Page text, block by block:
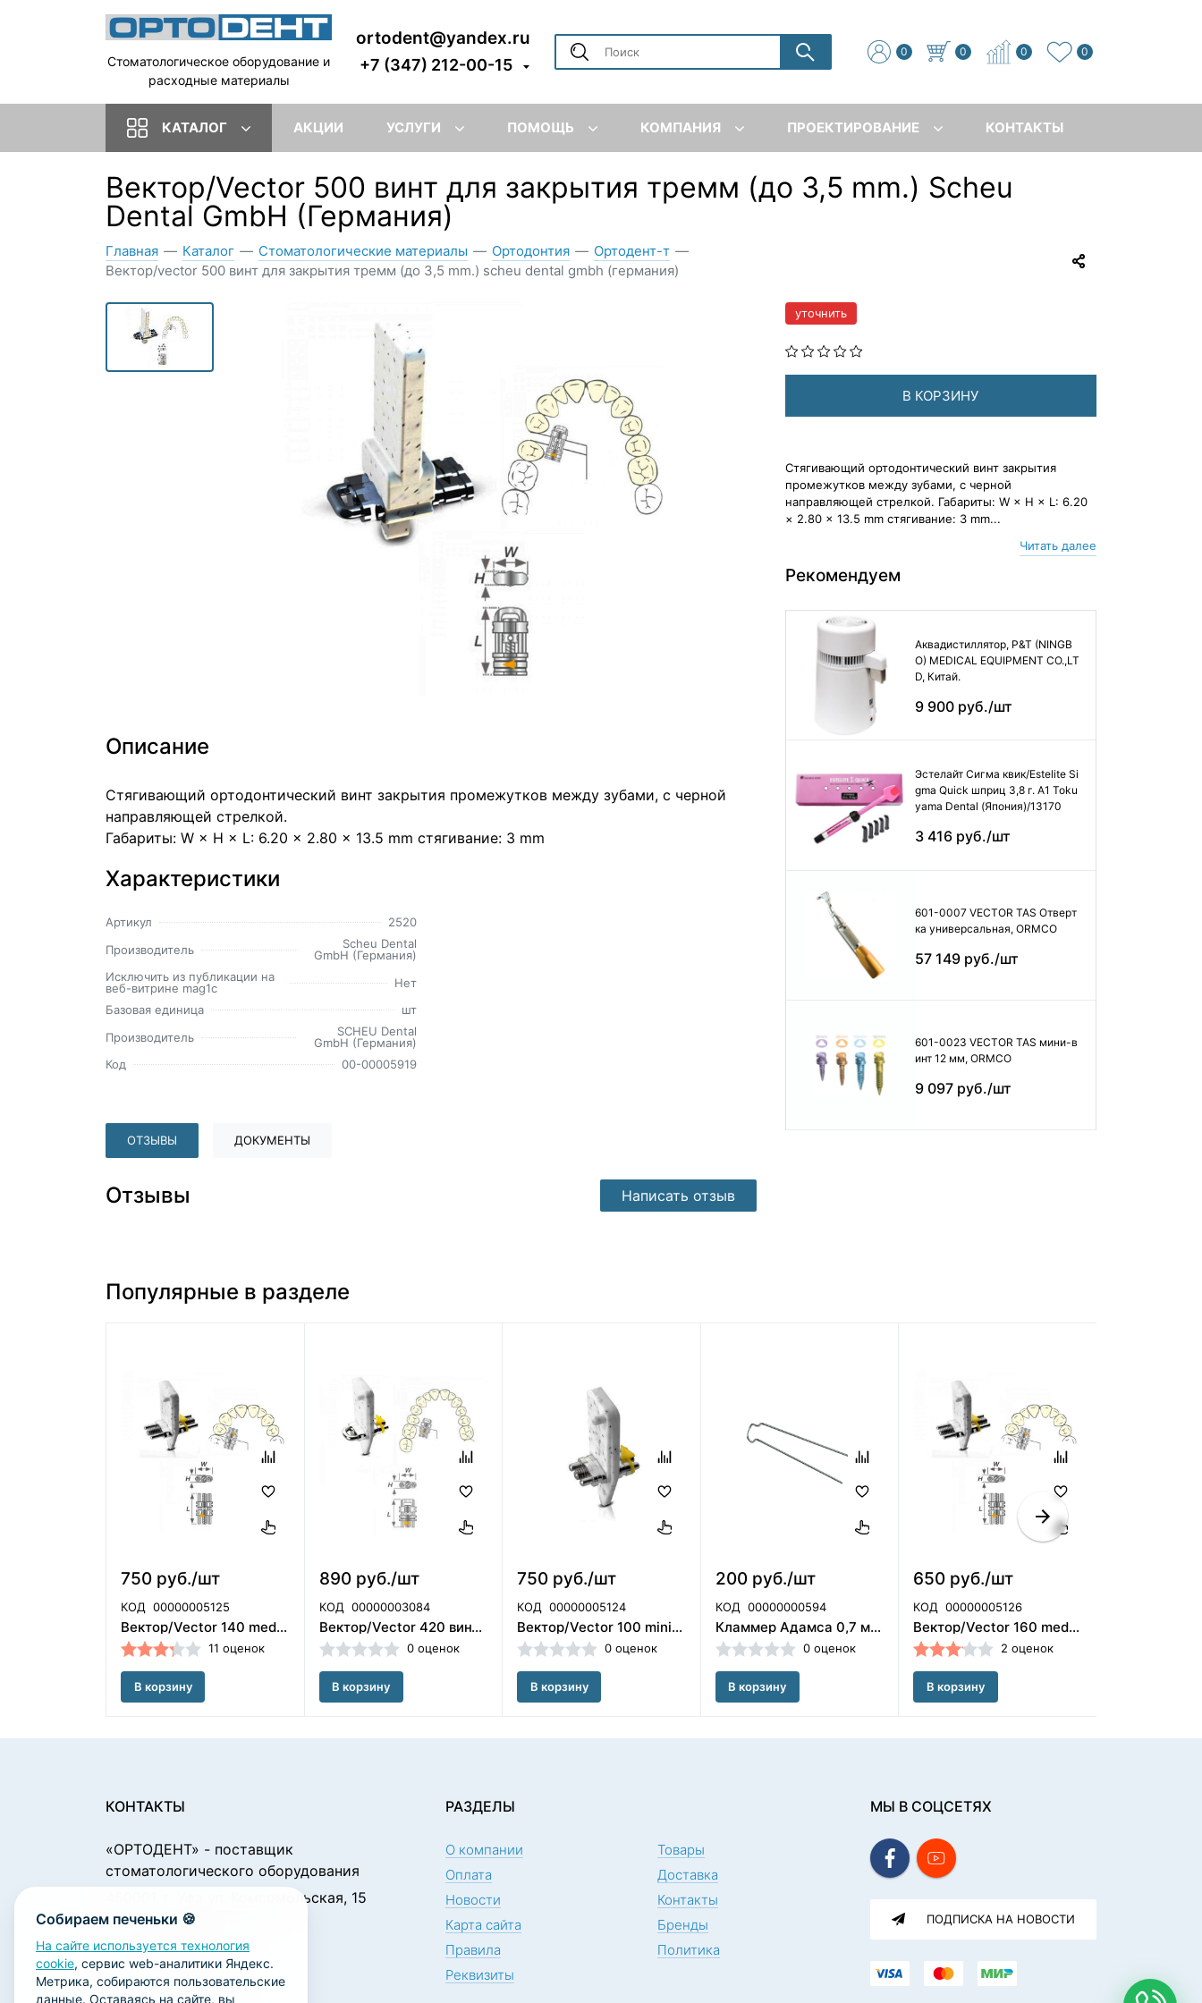
Стоматологическое оборудование и
расходные материалы
ortodent@yandex.ru
+7 (347) 212-00-15
0 0 0 0
КАТАЛОГ АКЦИИ УСЛУГИ ПОМОЩЬ КОМПАНИЯ ПРОЕКТИРОВАНИЕ КОНТАКТЫ
Вектор/Vector 500 винт для закрытия тремм (до 3,5 mm.) Scheu
Dental GmbH (Германия)
Главная — Каталог — Стоматологические материалы — Ортодонтия — Ортодент-т —
Вектор/vector 500 винт для закрытия тремм (до 3,5 mm.) scheu dental gmbh (германия)
Описание
Стягивающий ортодонтический винт закрытия промежутков между зубами, с черной
направляющей стрелкой.
Габариты: W × H × L: 6.20 × 2.80 × 13.5 mm стягивание: 3 mm
Характеристики
Артикул
2520
Производитель
Scheu Dental
GmbH (Германия)
Исключить из публикации на
веб-витрине mag1c
Нет
Базовая единица
шт
Производитель
SCHEU Dental
GmbH (Германия)
Код
00-00005919
ОТЗЫВЫ ДОКУМЕНТЫ
Отзывы Написать отзыв
уточнить
В КОРЗИНУ
Стягивающий ортодонтический винт закрытия
промежутков между зубами, с черной
направляющей стрелкой. Габариты: W × H × L: 6.20
× 2.80 × 13.5 mm стягивание: 3 mm...
Читать далее
Рекомендуем
Аквадистиллятор, P&T (NINGB
O) MEDICAL EQUIPMENT CO.,LT
D, Китай.
9 900 руб./шт
Эстелайт Сигма квик/Estelite Si
gma Quick шприц 3,8 г. А1 Toku
yama Dental (Япония)/13170
3 416 руб./шт
601-0007 VECTOR TAS Отверт
ка универсальная, ORMCO
57 149 руб./шт
601-0023 VECTOR TAS мини-в
инт 12 мм, ORMCO
9 097 руб./шт
Популярные в разделе
750 руб./шт
КОД 00000005125
Вектор/Vector 140 medium винт расширяющий 5 мм Scheu Dental GmbH(Германия)/2494
11 оценок
В корзину
890 руб./шт
КОД 00000003084
Вектор/Vector 420 винт расширяющий секторальный Scheu Dental GmbH (Германия)/2512
0 оценок
В корзину
750 руб./шт
КОД 00000005124
Вектор/Vector 100 mini винт расширяющий 5 мм, Scheu Dental GmbH (Германия)/2492
0 оценок
В корзину
200 руб./шт
КОД 00000000594
Кламмер Адамса 0,7 мм 5 шт. Dentaurum (Германия)
0 оценок
В корзину
650 руб./шт
КОД 00000005126
Вектор/Vector 160 medium винт расширяющий 6 мм Scheu Dental GmbH(Германия)/2496
2 оценок
В корзину
Собираем печеньки 🍪
На сайте используется технология
cookie, сервис web-аналитики Яндекс.
Метрика, собираются пользовательские
данные. Оставаясь на сайте, вы
КОНТАКТЫ
«ОРТОДЕНТ» - поставщик
стоматологического оборудования
450001, г. Уфа ул. Комсомольская, 15
Пн. - Чт.: 09:00 - 18:00
Пт.: 09:00 - 17:00
Сб., Вс.: выходной
ortodent@yandex.ru
РАЗДЕЛЫ
О компании
Товары
Оплата
Доставка
Новости
Контакты
Карта сайта
Бренды
Правила
Политика
Реквизиты
МЫ В СОЦСЕТЯХ
ПОДПИСКА НА НОВОСТИ